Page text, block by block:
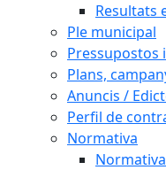
Resultats
Ple municipal
Pressupostos
Plans,
Anuncis /
Perfil de
Normativa